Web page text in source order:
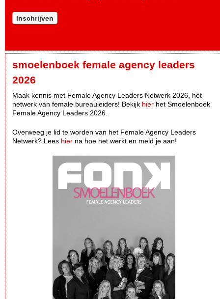
Inschrijven
smoelenboek female agency leaders
2026
Maak kennis met Female Agency Leaders Netwerk 2026, hèt
netwerk van female bureauleiders! Bekijk hier het Smoelenboek
Female Agency Leaders 2026.
Overweeg je lid te worden van het Female Agency Leaders
Netwerk? Lees hier na hoe het werkt en meld je aan!